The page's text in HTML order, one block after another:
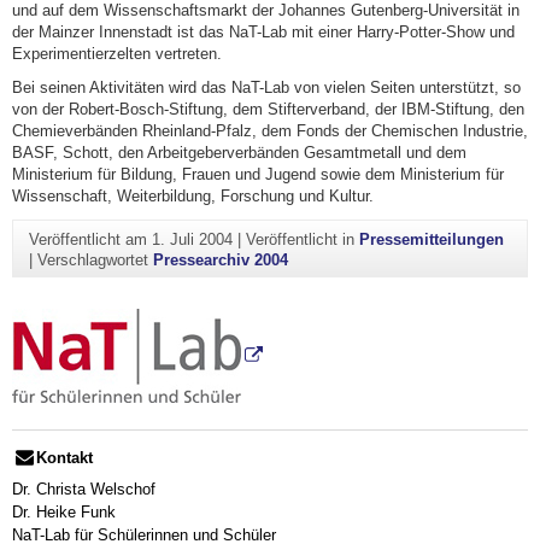
und auf dem Wissenschaftsmarkt der Johannes Gutenberg-Universität in
der Mainzer Innenstadt ist das NaT-Lab mit einer Harry-Potter-Show und
Experimentierzelten vertreten.
Bei seinen Aktivitäten wird das NaT-Lab von vielen Seiten unterstützt, so
von der Robert-Bosch-Stiftung, dem Stifterverband, der IBM-Stiftung, den
Chemieverbänden Rheinland-Pfalz, dem Fonds der Chemischen Industrie,
BASF, Schott, den Arbeitgeberverbänden Gesamtmetall und dem
Ministerium für Bildung, Frauen und Jugend sowie dem Ministerium für
Wissenschaft, Weiterbildung, Forschung und Kultur.
Veröffentlicht am 1. Juli 2004| Veröffentlicht in Pressemitteilungen
| Verschlagwortet Pressearchiv 2004
Kontakt
Dr. Christa Welschof
Dr. Heike Funk
NaT-Lab für Schülerinnen und Schüler